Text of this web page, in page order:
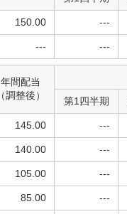
150.00 ---
--- ---
年間配当
（調整後）
第1四半期
145.00 ---
140.00 ---
105.00 ---
85.00 ---